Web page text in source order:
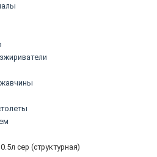
сер (структурная)